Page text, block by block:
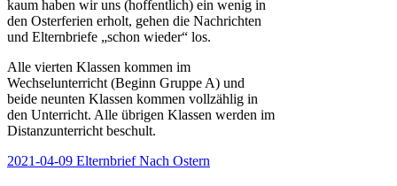
kaum haben wir uns (hoffentlich) ein wenig in
den Osterferien erholt, gehen die Nachrichten
und Elternbriefe „schon wieder“ los.
Alle vierten Klassen kommen im
Wechselunterricht (Beginn Gruppe A) und
beide neunten Klassen kommen vollzählig in
den Unterricht. Alle übrigen Klassen werden im
Distanzunterricht beschult.
2021-04-09 Elternbrief Nach Ostern